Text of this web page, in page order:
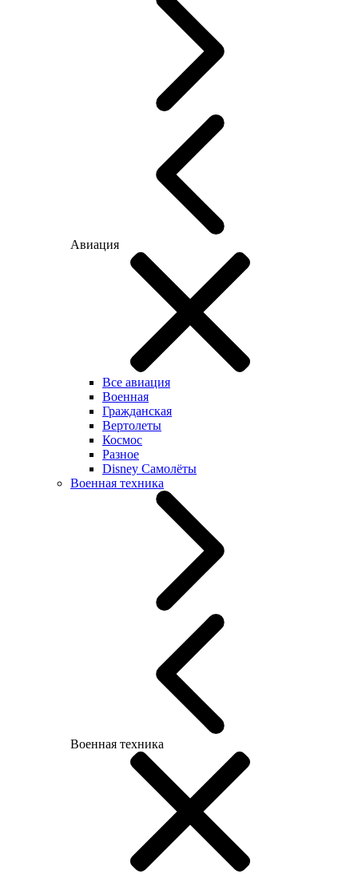
Авиация
Все авиация
Военная
Гражданская
Вертолеты
Космос
Разное
Disney Самолёты
Военная техника
Военная техника